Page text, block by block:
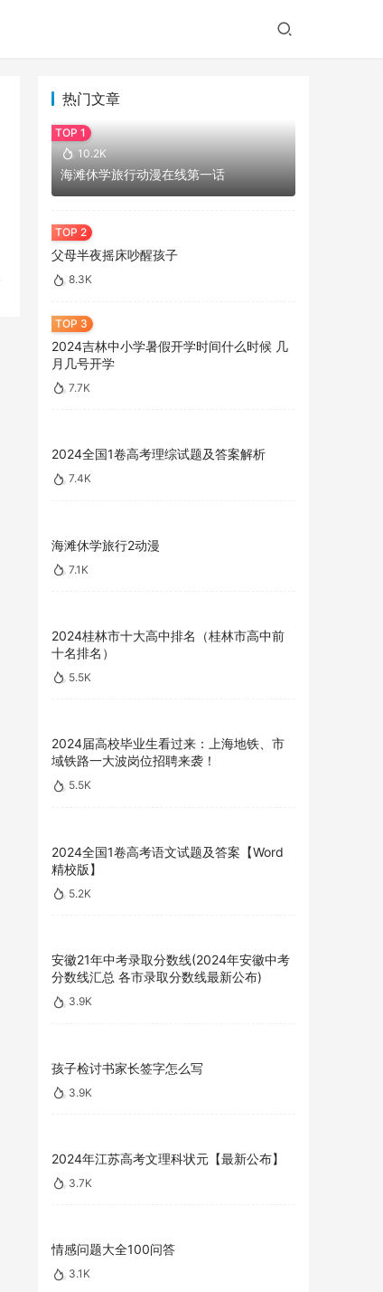
热门文章
10.2K
海滩休学旅行动漫在线第一话
父母半夜摇床吵醒孩子
8.3K
2024吉林中小学暑假开学时间什么时候 几
月几号开学
7.7K
2024全国1卷高考理综试题及答案解析
7.4K
海滩休学旅行2动漫
7.1K
2024桂林市十大高中排名（桂林市高中前
十名排名）
5.5K
2024届高校毕业生看过来：上海地铁、市
域铁路一大波岗位招聘来袭！
5.5K
2024全国1卷高考语文试题及答案【Word
精校版】
5.2K
安徽21年中考录取分数线(2024年安徽中考
分数线汇总 各市录取分数线最新公布)
3.9K
孩子检讨书家长签字怎么写
3.9K
2024年江苏高考文理科状元【最新公布】
3.7K
情感问题大全100问答
3.1K